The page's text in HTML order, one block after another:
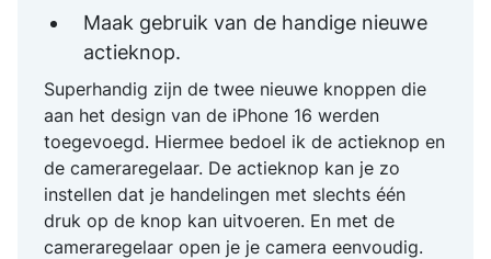
Maak gebruik van de handige nieuwe
actieknop.
Superhandig zijn de twee nieuwe knoppen die
aan het design van de iPhone 16 werden
toegevoegd. Hiermee bedoel ik de actieknop en
de cameraregelaar. De actieknop kan je zo
instellen dat je handelingen met slechts één
druk op de knop kan uitvoeren. En met de
cameraregelaar open je je camera eenvoudig.